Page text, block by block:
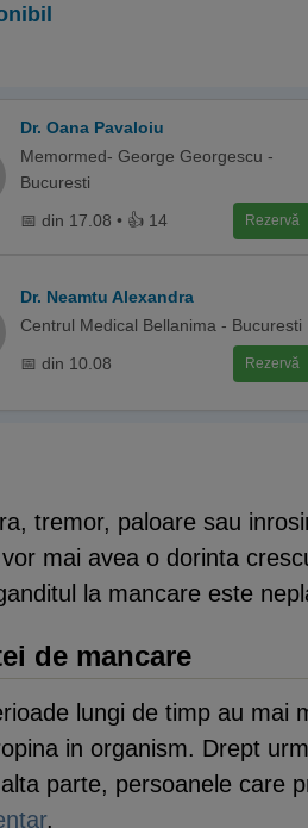
Dr. Oana Pavaloiu
Memormed- George Georgescu -
Bucuresti
📅 din 17.08 • 👍 14 Rezervă
Dr. Neamtu Alexandra
Centrul Medical Bellanima - Bucuresti
📅 din 10.08 Rezervă
tremor, paloare sau
mai avea o dorinta
la mancare este
de mancare
lungi de timp au mai
in organism. Drept
parte, persoanele care
.